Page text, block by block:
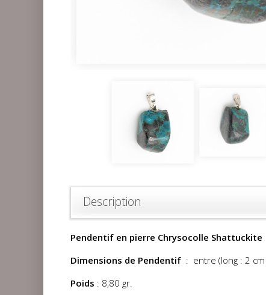
Description
Pendentif en pierre Chrysocolle Shattuckite
Dimensions de Pendentif : entre (long : 2 cm
Poids : 8,80 gr.